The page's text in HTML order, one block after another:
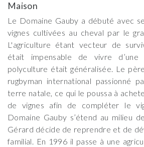
Maison
Le Domaine Gauby a débuté avec
vignes cultivées au cheval par le
L'agriculture étant vecteur de
était impensable de vivre
polyculture était généralisée. Le
rugbyman international passionné
terre natale, ce qui le poussa à
de vignes afin de compléter le
Domaine Gauby s’étend au milieu
Gérard décide de reprendre et de
familial. En 1996 il passe à une